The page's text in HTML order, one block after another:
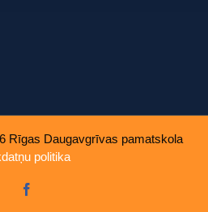
Rīgas Daugavgrīvas pamatskola
politika